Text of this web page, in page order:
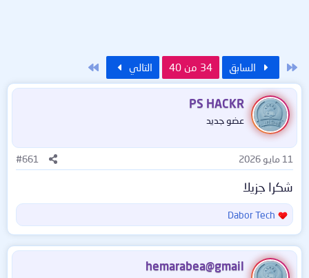
الأول السابق 34 من 40 التالي
PS HACKR
عضو جديد
11 مايو 2026 #661
شكرا جزيلا
ا
ل
ت
ف
ا
Dabor Tech
hemarabea@gmail